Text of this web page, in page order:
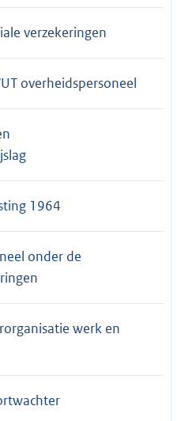
verzekeringen
overheidspersoneel
1964
onder de
werk en